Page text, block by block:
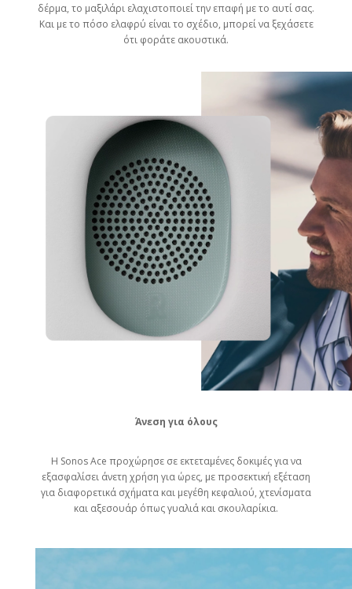
δέρμα, το μαξιλάρι ελαχιστοποιεί την επαφή με το αυτί σας.
Και με το πόσο ελαφρύ είναι το σχέδιο, μπορεί να ξεχάσετε
ότι φοράτε ακουστικά.
Άνεση για όλους
Η Sonos Ace προχώρησε σε εκτεταμένες δοκιμές για να
εξασφαλίσει άνετη χρήση για ώρες, με προσεκτική εξέταση
για διαφορετικά σχήματα και μεγέθη κεφαλιού, χτενίσματα
και αξεσουάρ όπως γυαλιά και σκουλαρίκια.